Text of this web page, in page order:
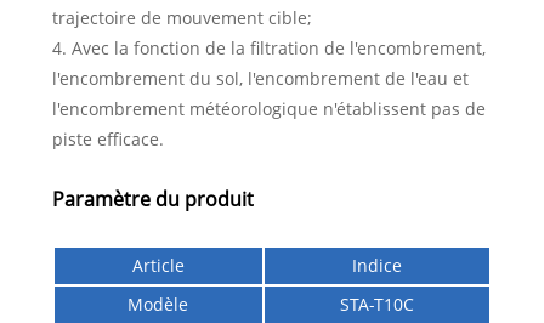
trajectoire de mouvement cible;
4. Avec la fonction de la filtration de l'encombrement,
l'encombrement du sol, l'encombrement de l'eau et
l'encombrement météorologique n'établissent pas de
piste efficace.
Paramètre du produit
Article
Indice
Modèle
STA-T10C